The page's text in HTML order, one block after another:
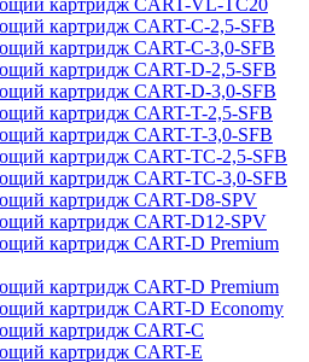
картридж CART-VL-TC20
картридж CART-C-2,5-SFB
картридж CART-C-3,0-SFB
картридж CART-D-2,5-SFB
картридж CART-D-3,0-SFB
картридж CART-T-2,5-SFB
картридж CART-T-3,0-SFB
картридж CART-TC-2,5-SFB
картридж CART-TC-3,0-SFB
картридж CART-D8-SPV
картридж CART-D12-SPV
картридж CART-D Premium
картридж CART-D Premium
картридж CART-D Economy
картридж CART-C
картридж CART-E